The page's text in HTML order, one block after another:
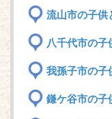
流山市の子供
八千代市の子
我孫子市の子
鎌ケ谷市の子